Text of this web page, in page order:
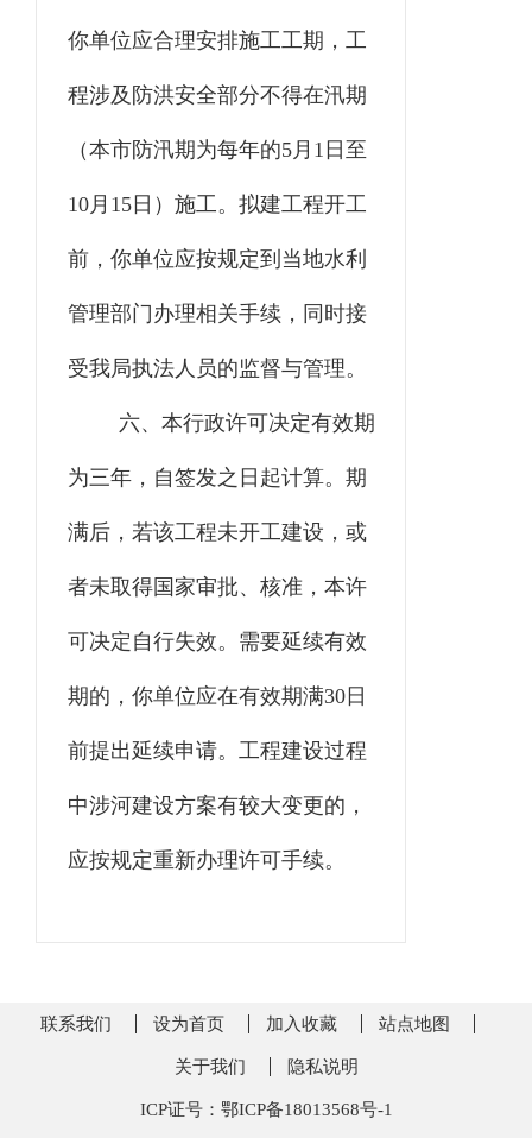
你单位应合理安排施工工期，工
程涉及防洪安全部分不得在汛期
（本市防汛期为每年的5月1日至
10月15日）施工。拟建工程开工
前，你单位应按规定到当地水利
管理部门办理相关手续，同时接
受我局执法人员的监督与管理。
六、本行政许可决定有效期
为三年，自签发之日起计算。期
满后，若该工程未开工建设，或
者未取得国家审批、核准，本许
可决定自行失效。需要延续有效
期的，你单位应在有效期满30日
前提出延续申请。工程建设过程
中涉河建设方案有较大变更的，
应按规定重新办理许可手续。
联系我们 设为首页 加入收藏 站点地图
关于我们 隐私说明
ICP证号：鄂ICP备18013568号-1